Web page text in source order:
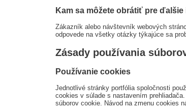
Kam sa môžete obrátiť pre
Zákazník alebo návštevník webových
odpovede na všetky otázky týkajúce sa
Zásady používania
Používanie cookies
Jednotlivé stránky portfólia spoločnosti
cookies v súlade s nastavením
súborov cookie. Návod na zmenu cookies